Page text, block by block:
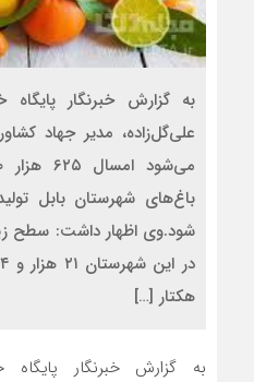
به گزارش خبرنگار
علی‌گل‌زاده، مدیر جهاد
باغ‌های شهرستان بابل
شود.وی اظهار داشت: سطح
هکتار […]
به گزارش خبرنگار